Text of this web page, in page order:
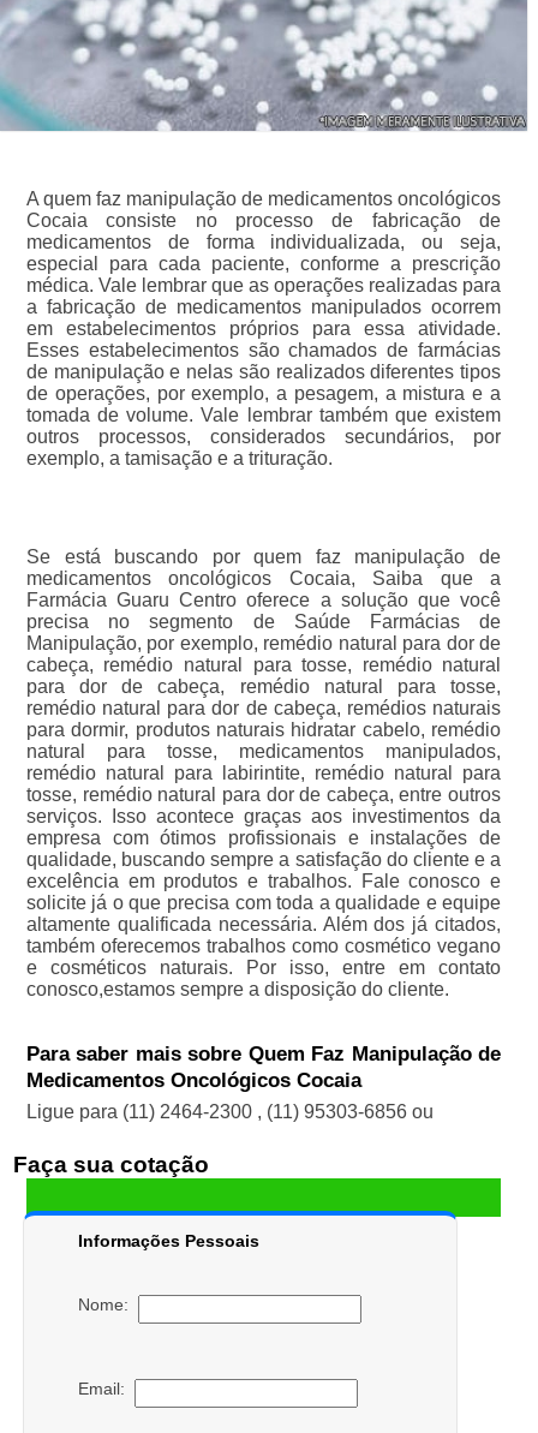
A quem faz manipulação de medicamentos oncológicos
Cocaia consiste no processo de fabricação de
medicamentos de forma individualizada, ou seja,
especial para cada paciente, conforme a prescrição
médica. Vale lembrar que as operações realizadas para
a fabricação de medicamentos manipulados ocorrem
em estabelecimentos próprios para essa atividade.
Esses estabelecimentos são chamados de farmácias
de manipulação e nelas são realizados diferentes tipos
de operações, por exemplo, a pesagem, a mistura e a
tomada de volume. Vale lembrar também que existem
outros processos, considerados secundários, por
exemplo, a tamisação e a trituração.
Se está buscando por quem faz manipulação de
medicamentos oncológicos Cocaia, Saiba que a
Farmácia Guaru Centro oferece a solução que você
precisa no segmento de Saúde Farmácias de
Manipulação, por exemplo, remédio natural para dor de
cabeça, remédio natural para tosse, remédio natural
para dor de cabeça, remédio natural para tosse,
remédio natural para dor de cabeça, remédios naturais
para dormir, produtos naturais hidratar cabelo, remédio
natural para tosse, medicamentos manipulados,
remédio natural para labirintite, remédio natural para
tosse, remédio natural para dor de cabeça, entre outros
serviços. Isso acontece graças aos investimentos da
empresa com ótimos profissionais e instalações de
qualidade, buscando sempre a satisfação do cliente e a
excelência em produtos e trabalhos. Fale conosco e
solicite já o que precisa com toda a qualidade e equipe
altamente qualificada necessária. Além dos já citados,
também oferecemos trabalhos como cosmético vegano
e cosméticos naturais. Por isso, entre em contato
conosco,estamos sempre a disposição do cliente.
Para saber mais sobre Quem Faz Manipulação de
Medicamentos Oncológicos Cocaia
Ligue para (11) 2464-2300 , (11) 95303-6856 ou
Faça sua cotação
Informações Pessoais
Nome:
Email: